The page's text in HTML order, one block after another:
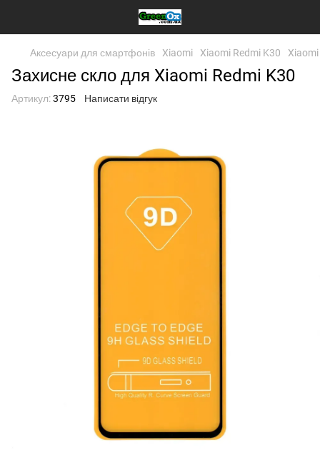
Аксесуари для смартфонів Xiaomi Xiaomi Redmi K30
Захисне скло для Xiaomi Redmi K30
Артикул:3795 Написати відгук